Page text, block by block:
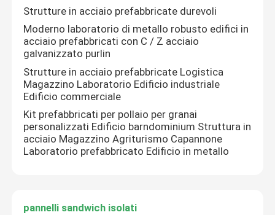
Strutture in acciaio prefabbricate durevoli
Moderno laboratorio di metallo robusto edifici in
acciaio prefabbricati con C / Z acciaio
galvanizzato purlin
Strutture in acciaio prefabbricate Logistica
Magazzino Laboratorio Edificio industriale
Edificio commerciale
Kit prefabbricati per pollaio per granai
personalizzati Edificio barndominium Struttura in
acciaio Magazzino Agriturismo Capannone
Laboratorio prefabbricato Edificio in metallo
pannelli sandwich isolati